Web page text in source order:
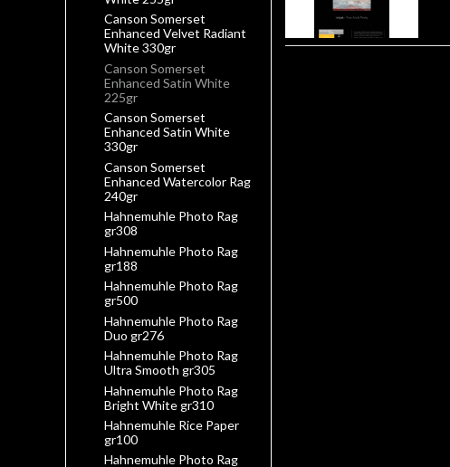
Canson Somerset
Enhanced Velvet Radiant
White 330gr
Canson Somerset
Enhanced Satin White
225gr
Canson Somerset
Enhanced Satin White
330gr
Canson Somerset
Enhanced Watercolor Rag
240gr
Hahnemuhle Photo Rag
gr308
Hahnemuhle Photo Rag
gr188
Hahnemuhle Photo Rag
gr500
Hahnemuhle Photo Rag
Duo gr276
Hahnemuhle Photo Rag
Ultra Smooth gr305
Hahnemuhle Photo Rag
Bright White gr310
Hahnemuhle Rice Paper
gr100
Hahnemuhle Photo Rag